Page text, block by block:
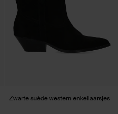
Zwarte suède western enkellaarsjes